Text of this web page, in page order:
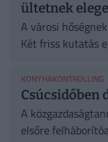
ültetnek
A városi
Két friss kutatás
KONYHAKONTROLLING
Csúcsidőben
A
elsőre